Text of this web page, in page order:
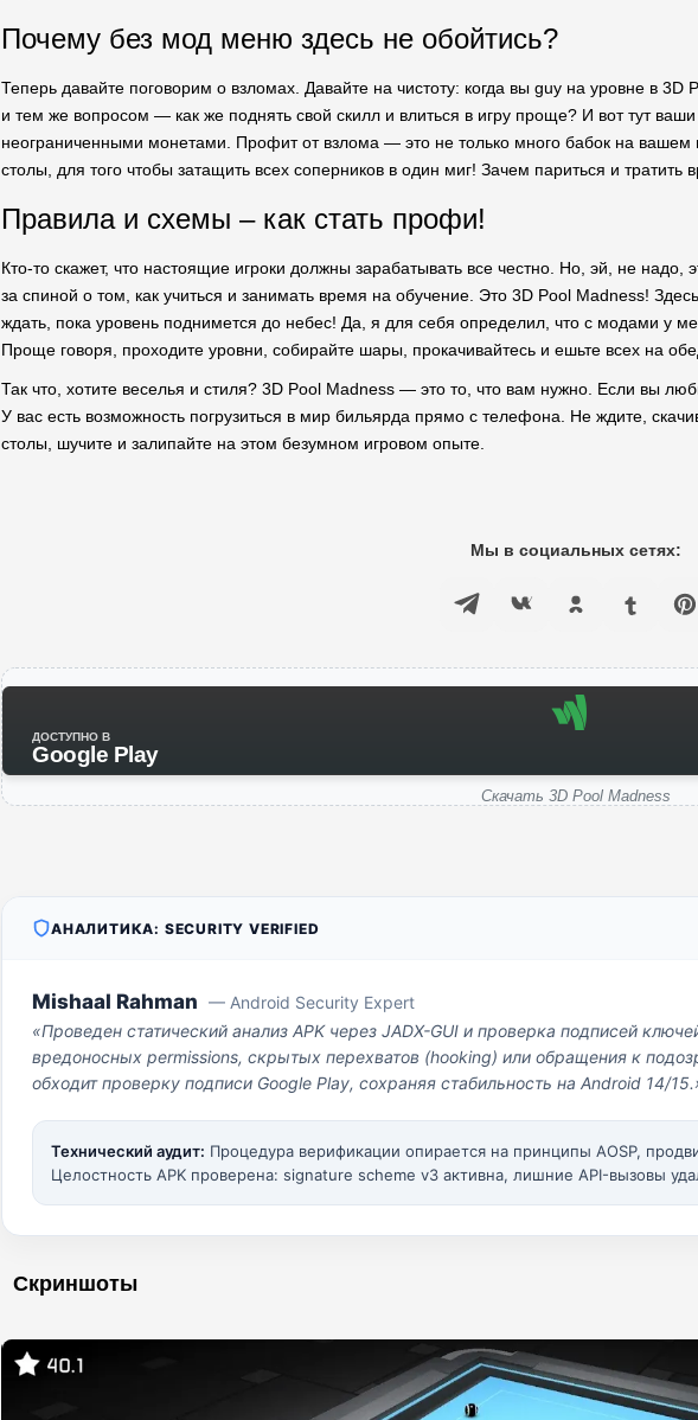
Почему без мод меню здесь не обойтись?
Теперь давайте поговорим о взломах. Давайте на чистоту: когда вы guy на уровне в
и тем же вопросом — как же поднять свой скилл и влиться в игру проще? И вот тут
неограниченными монетами. Профит от взлома — это не только много бабок на
столы, для того чтобы затащить всех соперников в один миг! Зачем париться и
Правила и схемы – как стать профи!
Кто-то скажет, что настоящие игроки должны зарабатывать все честно. Но, эй, не надо,
за спиной о том, как учиться и занимать время на обучение. Это 3D Pool Madness!
ждать, пока уровень поднимется до небес! Да, я для себя определил, что с модами у
Проще говоря, проходите уровни, собирайте шары, прокачивайтесь и ешьте всех на
Так что, хотите веселья и стиля? 3D Pool Madness — это то, что вам нужно. Если вы
У вас есть возможность погрузиться в мир бильярда прямо с телефона. Не ждите,
столы, шучите и залипайте на этом безумном игровом опыте.
Мы в социальных сетях:
ДОСТУПНО В
Google Play
Скачать 3D Pool Madness
АНАЛИТИКА: SECURITY VERIFIED
Mishaal Rahman — Android Security Expert
«Проведен статический анализ APK через JADX-GUI и проверка подписей
вредоносных permissions, скрытых перехватов (hooking) или обращения к
обходит проверку подписи Google Play, сохраняя стабильность на Android 14/
Технический аудит: Процедура верификации опирается на принципы AOSP,
Целостность APK проверена: signature scheme v3 активна, лишние API-вызовы
Скриншоты